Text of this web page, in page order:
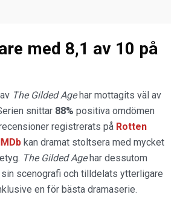
med 8,1 av 10 på
The Gilded Age har mottagits väl av
snittar 88% positiva omdömen
registrerats på Rotten
IMDb kan dramat stoltsera med mycket
The Gilded Age har dessutom
scenografi och tilldelats ytterligare
en för bästa dramaserie.